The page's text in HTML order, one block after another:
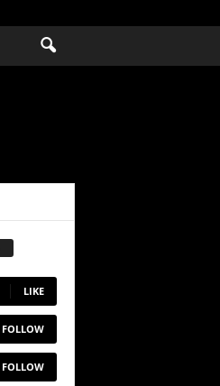
LIKE
FOLLOW
FOLLOW